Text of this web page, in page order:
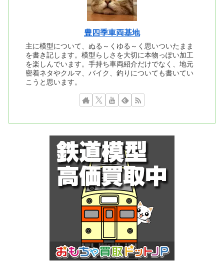
豊四季車両基地
主に模型について、ぬる～くゆる～く思いついたまま
を書き記します。模型らしさを大切に本物っぽい加工
を楽しんでいます。手持ち車両紹介だけでなく、地元
密着ネタやクルマ、バイク、釣りについても書いてい
こうと思います。